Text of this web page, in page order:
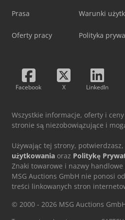
Prasa
Oferty pracy
Warunki
Polityka
Facebook X LinkedIn
Wszystkie informacje, oferty i
stronie są niezobowiązujące i
Używając tej strony,
użytkowania oraz Politykę
Znaki towarowe i nazwy handlowe
MSG Auctions GmbH nie ponosi
treści linkowanych stron
© 2000 - 2026 MSG Auctions